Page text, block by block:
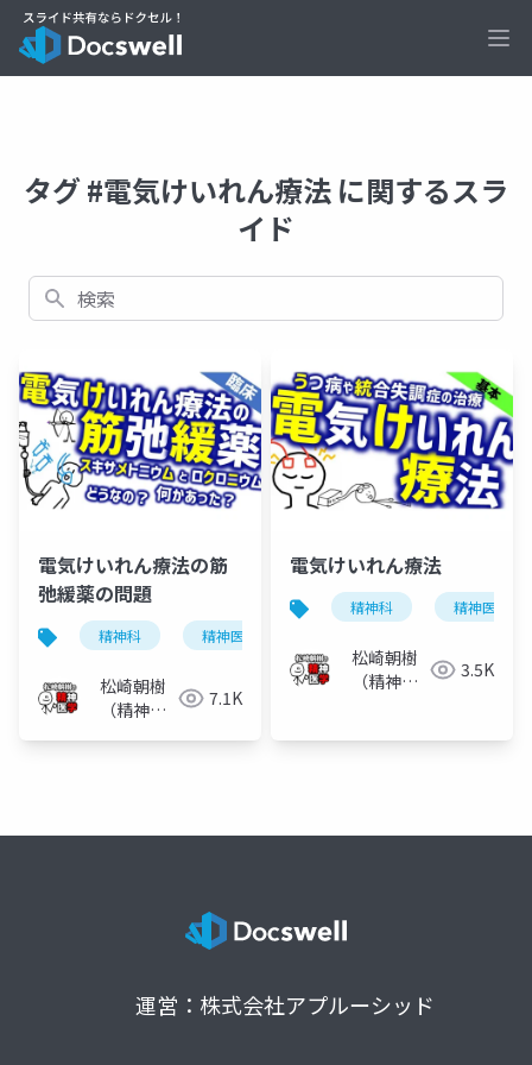
タグ #電気けいれん療法 に関するスラ
イド
検索
電気けいれん療法の筋
弛緩薬の問題
精神科 精神医学
松崎朝樹
（精神科
7.1K
電気けいれん療法
精神科 精神医学
松崎朝樹
（精神科
3.5K
運営：株式会社アプルーシッド